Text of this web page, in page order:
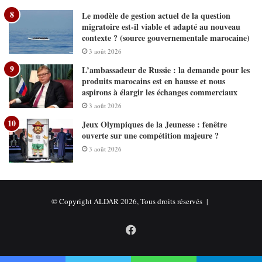
Le modèle de gestion actuel de la question
migratoire est-il viable et adapté au nouveau
contexte ? (source gouvernementale marocaine)
3 août 2026
L’ambassadeur de Russie : la demande pour les
produits marocains est en hausse et nous
aspirons à élargir les échanges commerciaux
3 août 2026
Jeux Olympiques de la Jeunesse : fenêtre
ouverte sur une compétition majeure ?
3 août 2026
© Copyright ALDAR 2026, Tous droits réservés |